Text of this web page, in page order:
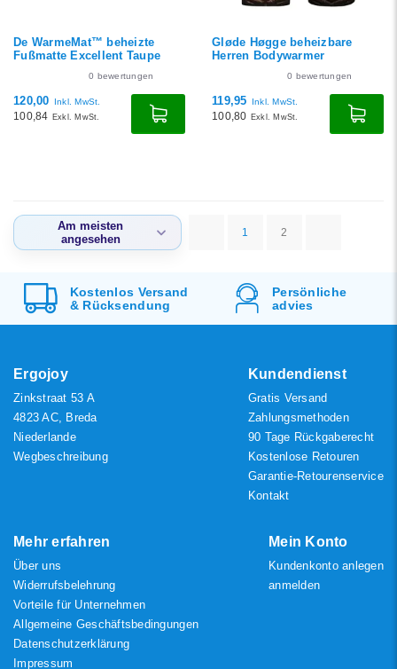
De WarmeMat™ beheizte
Fußmatte Excellent Taupe
0 bewertungen
120,00 Inkl. MwSt.
100,84 Exkl. MwSt.
Gløde Høgge beheizbare
Herren Bodywarmer
0 bewertungen
119,95 Inkl. MwSt.
100,80 Exkl. MwSt.
Am meisten
angesehen
Am meisten
angesehen
Niedrigster Preis
Höchster Preis
1 2
Kostenlos Versand
& Rücksendung
Persönliche
advies
Ergojoy
Zinkstraat 53 A
4823 AC, Breda
Niederlande
Wegbeschreibung
Kundendienst
Gratis Versand
Zahlungsmethoden
90 Tage Rückgaberecht
Kostenlose Retouren
Garantie-Retourenservice
Kontakt
Mehr erfahren
Über uns
Widerrufsbelehrung
Vorteile für Unternehmen
Allgemeine Geschäftsbedingungen
Datenschutzerklärung
Impressum
Mein Konto
Kundenkonto anlegen
anmelden